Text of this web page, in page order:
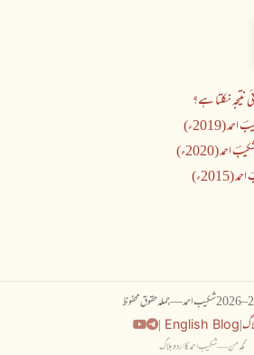
نکلتا ہے؟
(2019ء)
(2020ء)
2026شکیب احمد — جملہ حقوق محفوظ
|
English Blog
|
نگہِ من — شکیب احمد کا اردو بلاگ